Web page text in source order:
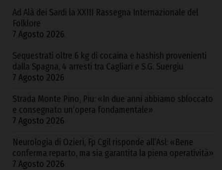
Ad Alà dei Sardi la XXIII Rassegna Internazionale del
Folklore
7 Agosto 2026
Sequestrati oltre 6 kg di cocaina e hashish provenienti
dalla Spagna, 4 arresti tra Cagliari e S.G. Suergiu
7 Agosto 2026
Strada Monte Pino, Piu: «In due anni abbiamo sbloccato
e consegnato un’opera fondamentale»
7 Agosto 2026
Neurologia di Ozieri, Fp Cgil risponde all’Asl: «Bene
conferma reparto, ma sia garantita la piena operatività»
7 Agosto 2026